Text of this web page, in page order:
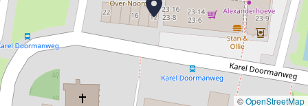
©OpenStreetMap